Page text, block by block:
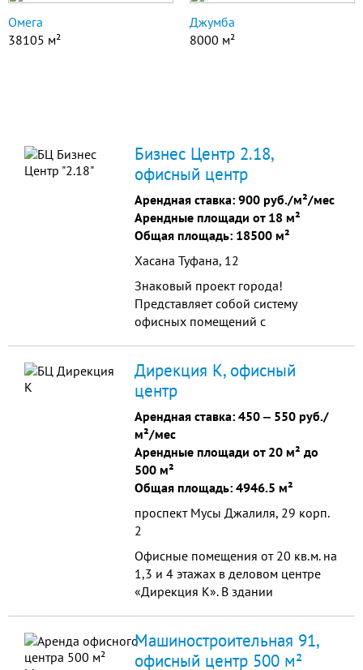
Омега
38105 м²
Джумба
8000 м²
Бизнес Центр 2.18,
офисный центр
Арендная ставка: 900 руб./м²/мес
Арендные площади от 18 м²
Общая площадь: 18500 м²
Хасана Туфана, 12
Знаковый проект города!
Представляет собой систему
офисных помещений с
на создание благоприятных
условий для ведения Вашего
бизнеса и максимальной
реализации Вашего потенциала.
Дирекция К, офисный
центр
Арендная ставка: 450 ‒ 550 руб./
м²/мес
Арендные площади от 20 м² до
500 м²
Общая площадь: 4946.5 м²
проспект Мусы Джалиля, 29 корп.
2
Офисные помещения от 20 кв.м. на
1,3 и 4 этажах в деловом центре
«Дирекция К». В здании
кондиционерами, есть все
коммуникации. Имеется
Машиностроительная 91,
офисный центр 500 м²